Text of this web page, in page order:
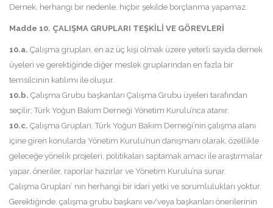
Dernek, herhangi bir nedenle, hiçbir şekilde borçlanma yapamaz.
Madde 10. ÇALIŞMA GRUPLARI TEŞKİLİ VE GÖREVLERİ
10.a. Çalışma grupları, en az üç kişi olmak üzere yeterli sayıda dernek
üyeleri ve gerektiğinde diğer meslek gruplarından en fazla bir
temsilcinin katılımı ile oluşur.
10.b. Çalışma Grubu başkanları Çalışma Grubu üyeleri tarafından
seçilir; Türk Yoğun Bakım Derneği Yönetim Kurulu’nca atanır.
10.c. Çalışma Grupları, Türk Yoğun Bakım Derneği’nin çalışma alanı
içine giren konularda Yönetim Kurulu’nun danışmanı olarak, özellikle
geleceğe yönelik projeleri, politikaları saptamak amacı ile araştırmalar
yapar, öneriler, raporlar hazırlar ve Yönetim Kurulu’na sunar.
Çalışma Grupları’ nın herhangi bir idari yetki ve sorumlulukları yoktur.
Gerektiğinde, çalışma grubu başkanı ve/veya başkanları önerilerinin